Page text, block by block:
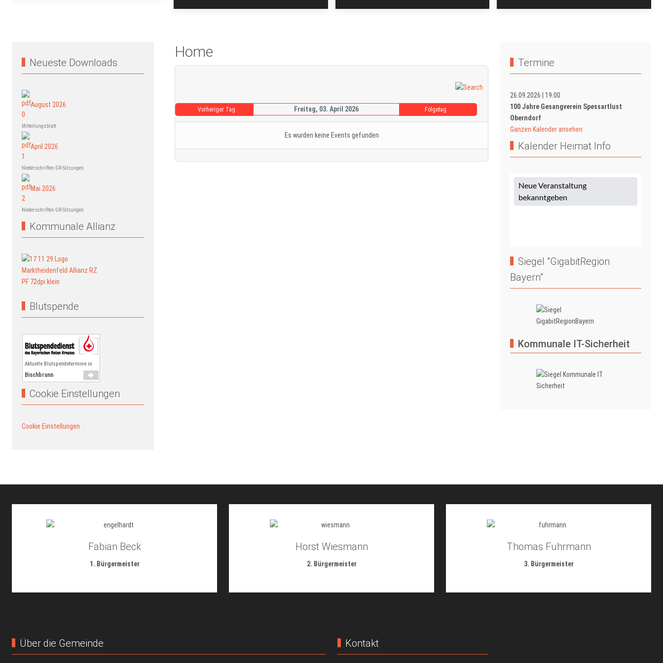
Neueste Downloads
August 2026
Mitteilungsblatt
April 2026
Niederschriften GR-Sitzungen
Mai 2026
Niederschriften GR-Sitzungen
Kommunale Allianz
Blutspende
Aktuelle Blutspendetermine in
Bischbrunn
Cookie Einstellungen
Cookie Einstellungen
Home
Vorheriger Tag Freitag, 03. April 2026 Folgetag
Es wurden keine Events gefunden
Termine
26.09.2026
19:00
100 Jahre Gesangverein Spessartlust
Oberndorf
Ganzen Kalender ansehen
Kalender Heimat Info
Siegel "GigabitRegion
Bayern"
Kommunale IT-Sicherheit
Fabian Beck
1. Bürgermeister
Horst Wiesmann
2. Bürgermeister
Thomas Fuhrmann
3. Bürgermeister
Über die Gemeinde Kontakt